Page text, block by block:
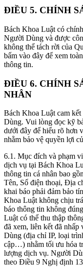
ĐIỀU 5. CHÍNH
Bách Khoa Luật có
Người Dùng và được
không thể tách rời của
bấm vào đây để xem
thông tin.
ĐIỀU 6. CHÍNH
NHÂN
Bách Khoa Luật cam
Dùng. Vui lòng đọc kỹ
dưới đây để hiểu rõ hơn
nhằm bảo vệ quyền lợi
6.1. Mục đích và phạm
dịch vụ tại Bách Khoa
thông tin cá nhân bao
Tên, Số điện thoại, Địa
khai báo phải đảm bảo
Khoa Luật không chịu
báo thông tin không
Luật có thể thu thập
đã xem, liên kết đã
Dùng (địa chỉ IP, loại
cập…) nhằm tối ưu hóa
lượng dịch vụ. Người
theo Điều 9 Nghị định